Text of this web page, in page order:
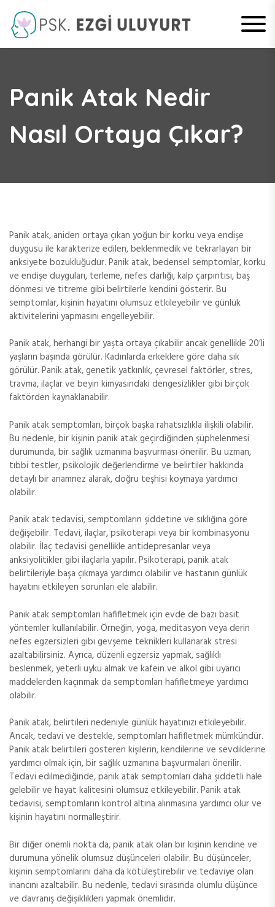
p Psikolog Ezgi
Uluyurt –
Kırıkkale
Psikolog
Panik Atak Nedir
Nasıl Ortaya Çıkar?
Panik atak, aniden ortaya çıkan yoğun bir korku veya endişe
duygusu ile karakterize edilen, beklenmedik ve tekrarlayan bir
anksiyete bozukluğudur. Panik atak, bedensel semptomlar, korku
ve endişe duyguları, terleme, nefes darlığı, kalp çarpıntısı, baş
dönmesi ve titreme gibi belirtilerle kendini gösterir. Bu
semptomlar, kişinin hayatını olumsuz etkileyebilir ve günlük
aktivitelerini yapmasını engelleyebilir.
Panik atak, herhangi bir yaşta ortaya çıkabilir ancak genellikle 20’li
yaşların başında görülür. Kadınlarda erkeklere göre daha sık
görülür. Panik atak, genetik yatkınlık, çevresel faktörler, stres,
travma, ilaçlar ve beyin kimyasındaki dengesizlikler gibi birçok
faktörden kaynaklanabilir.
Panik atak semptomları, birçok başka rahatsızlıkla ilişkili olabilir.
Bu nedenle, bir kişinin panik atak geçirdiğinden şüphelenmesi
durumunda, bir sağlık uzmanına başvurması önerilir. Bu uzman,
tıbbi testler, psikolojik değerlendirme ve belirtiler hakkında
detaylı bir anamnez alarak, doğru teşhisi koymaya yardımcı
olabilir.
Panik atak tedavisi, semptomların şiddetine ve sıklığına göre
değişebilir. Tedavi, ilaçlar, psikoterapi veya bir kombinasyonu
olabilir. İlaç tedavisi genellikle antidepresanlar veya
anksiyolitikler gibi ilaçlarla yapılır. Psikoterapi, panik atak
belirtileriyle başa çıkmaya yardımcı olabilir ve hastanın günlük
hayatını etkileyen sorunları ele alabilir.
Panik atak semptomları hafifletmek için evde de bazı basit
yöntemler kullanılabilir. Örneğin, yoga, meditasyon veya derin
nefes egzersizleri gibi gevşeme teknikleri kullanarak stresi
azaltabilirsiniz. Ayrıca, düzenli egzersiz yapmak, sağlıklı
beslenmek, yeterli uyku almak ve kafein ve alkol gibi uyarıcı
maddelerden kaçınmak da semptomları hafifletmeye yardımcı
olabilir.
Panik atak, belirtileri nedeniyle günlük hayatınızı etkileyebilir.
Ancak, tedavi ve destekle, semptomları hafifletmek mümkündür.
Panik atak belirtileri gösteren kişilerin, kendilerine ve sevdiklerine
yardımcı olmak için, bir sağlık uzmanına başvurmaları önerilir.
Tedavi edilmediğinde, panik atak semptomları daha şiddetli hale
gelebilir ve hayat kalitesini olumsuz etkileyebilir. Panik atak
tedavisi, semptomların kontrol altına alınmasına yardımcı olur ve
kişinin hayatını normalleştirir.
Bir diğer önemli nokta da, panik atak olan bir kişinin kendine ve
durumuna yönelik olumsuz düşünceleri olabilir. Bu düşünceler,
kişinin semptomlarını daha da kötüleştirebilir ve tedaviye olan
inancını azaltabilir. Bu nedenle, tedavi sırasında olumlu düşünce
ve davranış değişiklikleri yapmak önemlidir.